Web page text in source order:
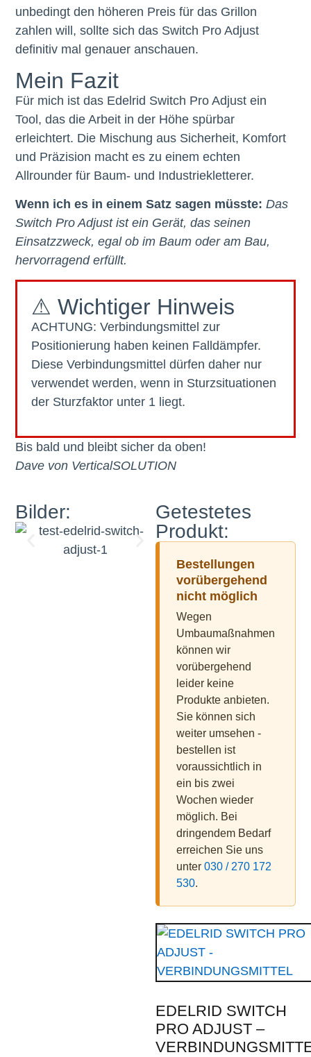
unbedingt den höheren Preis für das Grillon
zahlen will, sollte sich das Switch Pro Adjust
definitiv mal genauer anschauen.
Mein Fazit
Für mich ist das Edelrid Switch Pro Adjust ein
Tool, das die Arbeit in der Höhe spürbar
erleichtert. Die Mischung aus Sicherheit, Komfort
und Präzision macht es zu einem echten
Allrounder für Baum- und Industriekletterer.
Wenn ich es in einem Satz sagen müsste: Das
Switch Pro Adjust ist ein Gerät, das seinen
Einsatzzweck, egal ob im Baum oder am Bau,
hervorragend erfüllt.
⚠ Wichtiger Hinweis
ACHTUNG: Verbindungsmittel zur
Positionierung haben keinen Falldämpfer.
Diese Verbindungsmittel dürfen daher nur
verwendet werden, wenn in Sturzsituationen
der Sturzfaktor unter 1 liegt.
Bis bald und bleibt sicher da oben!
Dave von VerticalSOLUTION
Getestetes
Produkt:
Bestellungen
vorübergehend
nicht möglich
Wegen
Umbaumaßnahmen
können wir
vorübergehend
leider keine
Produkte anbieten.
Sie können sich
weiter umsehen -
bestellen ist
voraussichtlich in
ein bis zwei
Wochen wieder
möglich. Bei
dringendem Bedarf
erreichen Sie uns
unter 030 / 270 172
530.
EDELRID SWITCH
PRO ADJUST –
Bilder: